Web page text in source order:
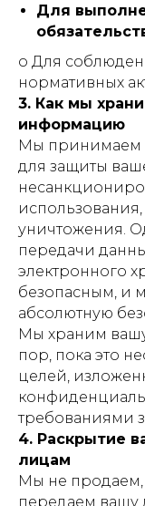
Для
o Для
нормативных
3. Как мы
информацию
Мы принимаем
для защиты
уничтожения.
передачи
электронного
безопасным, и
абсолютную
Мы храним
пор, пока это
целей,
требованиями
4. Раскрытие
лицам
Мы не продаем,
передаем